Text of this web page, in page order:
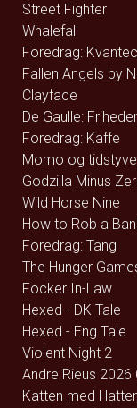
Street Fighter
Whalefall
Foredrag:
Fallen Angels by
Clayface
De Gaulle:
Foredrag: Kaffe
Momo og
Godzilla Minus
Wild Horse Nine
How to Rob a
Foredrag: Tang
The Hunger
Focker In-Law
Hexed - DK Tale
Hexed - Eng Tale
Violent Night 2
Andre Rieus
Katten med